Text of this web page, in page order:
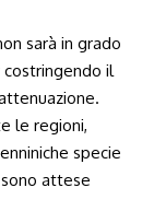
sarà in grado
costringendo il
le regioni,
specie
attese